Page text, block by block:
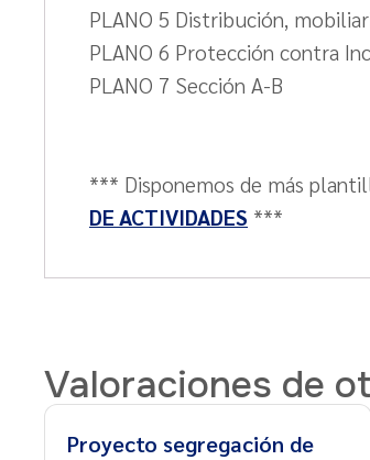
PLANO 5 Distribución,
PLANO 6 Protección contra
PLANO 7 Sección A-B
*** Disponemos de más
DE ACTIVIDADES ***
Valoraciones de
Proyecto segregación de